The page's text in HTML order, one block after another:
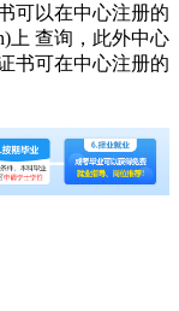
可以在中心注册的
上 查询，此外中心
书可在中心注册的